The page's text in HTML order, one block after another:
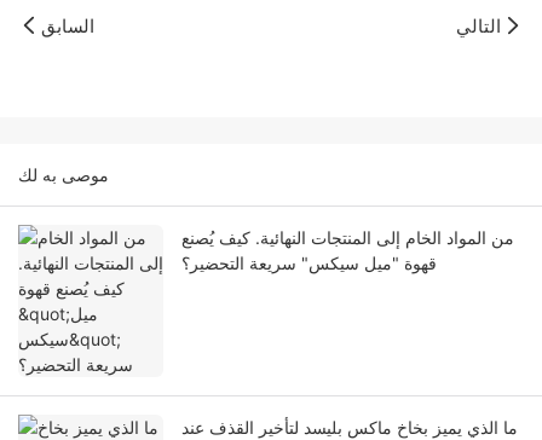
السابق التالي
موصى به لك
من المواد الخام إلى المنتجات النهائية. كيف يُصنع
قهوة "ميل سيكس" سريعة التحضير؟
ما الذي يميز بخاخ ماكس بليسد لتأخير القذف عند